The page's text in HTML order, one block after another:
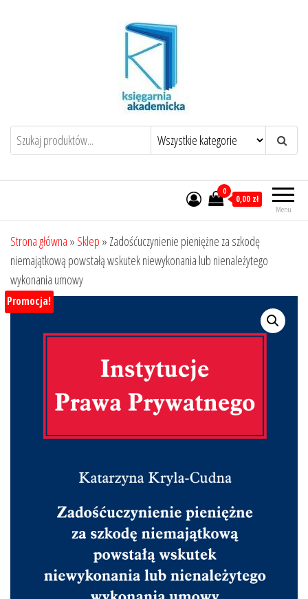
Menu
0
0,00 zł
Strona główna » Sklep » Zadośćuczynienie pieniężne za szkodę
niemajątkową powstałą wskutek niewykonania lub nienależytego
wykonania umowy
Promocja!